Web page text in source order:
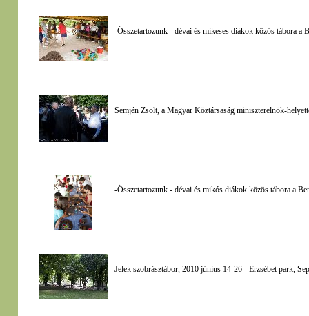
-Összetartozunk - dévai és mikeses diákok közös tábora
Semjén Zsolt, a Magyar Köztársaság miniszterelnök-
-Összetartozunk - dévai és mikós diákok közös tábora a
Jelek szobrásztábor, 2010 június 14-26 - Erzsébet park,